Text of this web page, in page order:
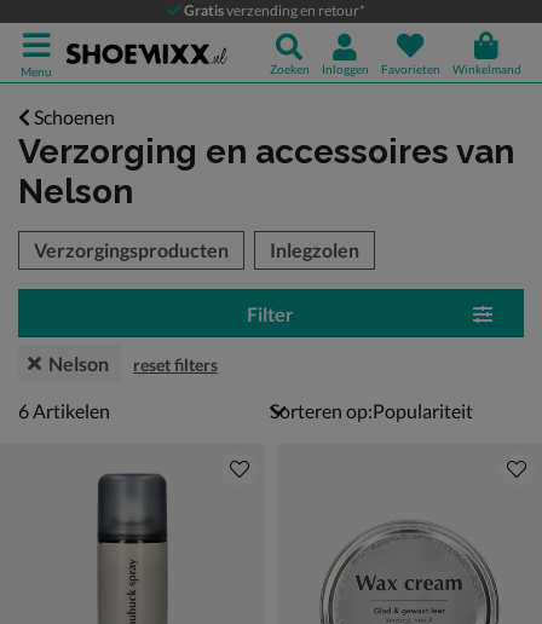
Gratisverzending en retour*
Menu Zoeken Inloggen Favorieten Winkelmand
Schoenen
Verzorging en accessoires van
Nelson
over
Verzorgingsproducten Inlegzolen
Filter
Nelson reset filters
6 artikelen
6Artikelen Sorteren op: